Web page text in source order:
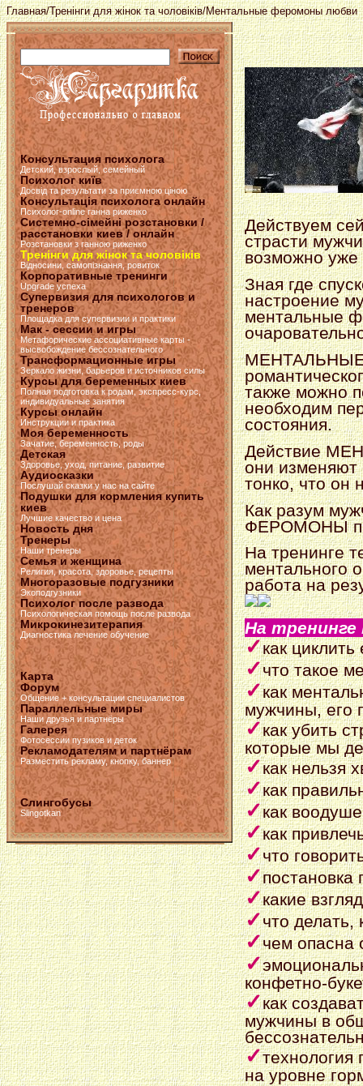
Главная/Тренінги для жінок та чоловіків/Ментальные феромоны любви
Консультация психолога
Детский, взрослый, семейный
Психолог київ
Досвід та результати за приємною ціною
Консультація психолога онлайн
Психолог-online ганна риженко
Системно-сімейні розстановки /
расстановки киев / онлайн
Розстановки з ганною риженко
Тренінги для жінок та чоловіків
Відносини, самопізнання, ровиток
Корпоративные тренинги
Upgrade успеха
Супервизия для психологов и
тренеров
Площадка для супервизии и практики
Мак - сессии и игры
Метафорические ассоциативные карты -
высвобождение бессознательного
Трансформационные игры
Зеркало жизни, барьеров и источников силы
Курсы для беременных киев
Полная подготовка к родам, экспресс-курс,
индивидуальные занятия
Курсы онлайн
Инструкции и практика
Моя беременность
Зачатие, беременность, роды
Детская
Здоровье, уход, питание, развитие
Аудиосказки
Послушай сказки у нас на сайте
Подушки для кормления купить
киев
Лучшие качество и цена
Новость дня
Тренеры
Наши тренеры
Семья и женщина
Религия, красота, здоровье, рецепты
Многоразовые подгузники
Экоподгузники
Психолог после развода
Психологическая помощь после развода
Микрокинезитерапия
Диагностика лечение обучение
Карта
Форум
Общение + консультации специалистов
Параллельные миры
Наши друзья и партнёры
Галерея
Фотосессии пузиков и деток
Рекламодателям и партнёрам
Разместить рекламу, кнопку, баннер
Слингобусы
Slingotkan
Действуем
страсти
возможно
Зная где
настроение
ментальные
МЕНТАЛЬНЫЕ
также можно
необходим
состояния.
Действие
они изменяют
тонко, что он
Как разум
ФЕРОМОНЫ
На тренинге
ментального
работа на
На
✓как
✓что такое
✓как
мужчины, его
✓как убить
которые мы
✓как нельзя
✓как
✓как
✓как
✓что
✓постановка
✓какие
✓что делать,
✓чем опасна
✓
конфетно-
✓как
мужчины в
✓технология
на уровне